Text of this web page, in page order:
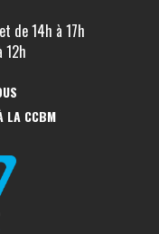
de 14h à 17h
12h
LA CCBM